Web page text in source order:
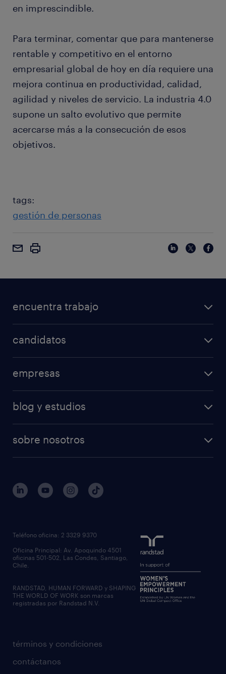
en imprescindible.
Para terminar, comentar que para mantenerse
rentable y competitivo en el entorno
empresarial global de hoy en día requiere una
mejora continua en productividad, calidad,
agilidad y niveles de servicio. La industria 4.0
supone un salto evolutivo que permite
acercarse más a la consecución de esos
objetivos.
tags:
gestión de personas
encuentra trabajo
candidatos
empresas
blog y estudios
sobre nosotros
términos y condiciones
contáctanos
Teléfono oficina: 2 3329 9370
Oficina Principal: Av. Apoquindo 4501
oficinas 501-502, Las Condes, Santiago,
Chile.
RANDSTAD, HUMAN FORWARD y SHAPING
THE WORLD OF WORK son marcas
registradas por Randstad N.V.